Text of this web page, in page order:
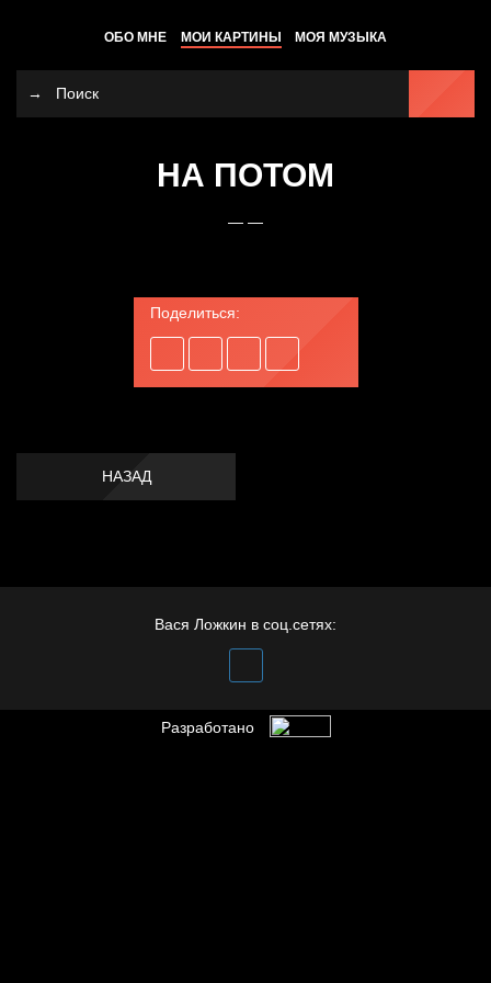
ОБО МНЕ МОИ КАРТИНЫ МОЯ МУЗЫКА
НА ПОТОМ
— —
Поделиться:
НАЗАД
Вася Ложкин в соц.сетях:
Разработано